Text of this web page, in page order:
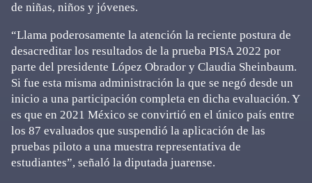
de niñas, niños y jóvenes.
“Llama poderosamente la atención la reciente postura de
desacreditar los resultados de la prueba PISA 2022 por
parte del presidente López Obrador y Claudia Sheinbaum.
Si fue esta misma administración la que se negó desde un
inicio a una participación completa en dicha evaluación. Y
es que en 2021 México se convirtió en el único país entre
los 87 evaluados que suspendió la aplicación de las
pruebas piloto a una muestra representativa de
estudiantes”, señaló la diputada juarense.